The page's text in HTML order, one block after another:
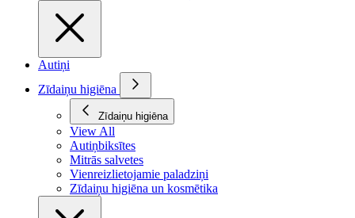
Autiņi
Zīdaiņu higiēna
Zīdaiņu higiēna
View All
Autiņbiksītes
Mitrās salvetes
Vienreizlietojamie paladziņi
Zīdaiņu higiēna un kosmētika